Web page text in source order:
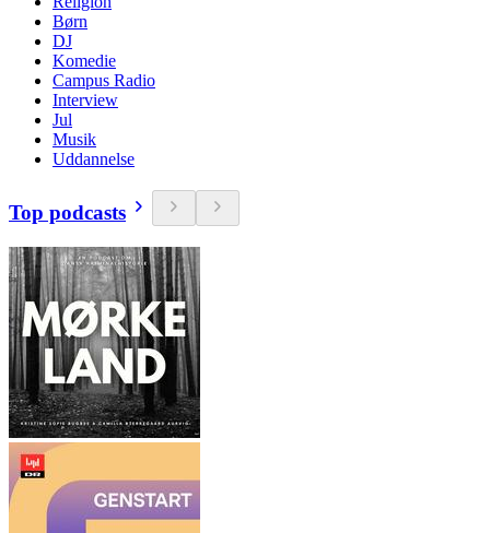
Børn
DJ
Komedie
Campus Radio
Interview
Jul
Musik
Uddannelse
Top podcasts